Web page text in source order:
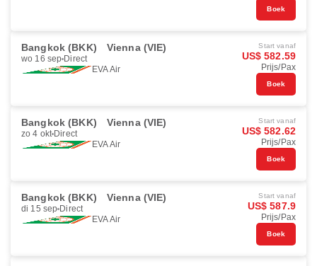
Boek
Bangkok (BKK) Vienna (VIE)
wo 16 sep Direct
EVA Air
Start vanaf
US$ 582.59
Prijs/Pax
Boek
Bangkok (BKK) Vienna (VIE)
zo 4 okt Direct
EVA Air
Start vanaf
US$ 582.62
Prijs/Pax
Boek
Bangkok (BKK) Vienna (VIE)
di 15 sep Direct
EVA Air
Start vanaf
US$ 587.9
Prijs/Pax
Boek